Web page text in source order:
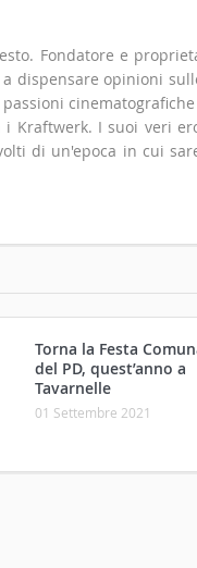
Fondatore e
dispensare opinioni
i Kraftwerk. I suoi veri
di un'epoca in cui
Torna la Festa
del PD, quest’anno a
Tavarnelle
01 Settembre 2021